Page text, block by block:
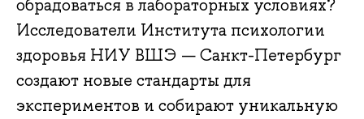
обрадоваться в лабораторных условиях?
Исследователи Института психологии
здоровья НИУ ВШЭ — Санкт-Петербург
создают новые стандарты для
экспериментов и собирают уникальную